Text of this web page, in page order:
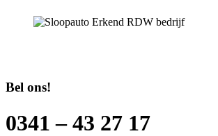
Bel ons!
0341 – 43 27 17